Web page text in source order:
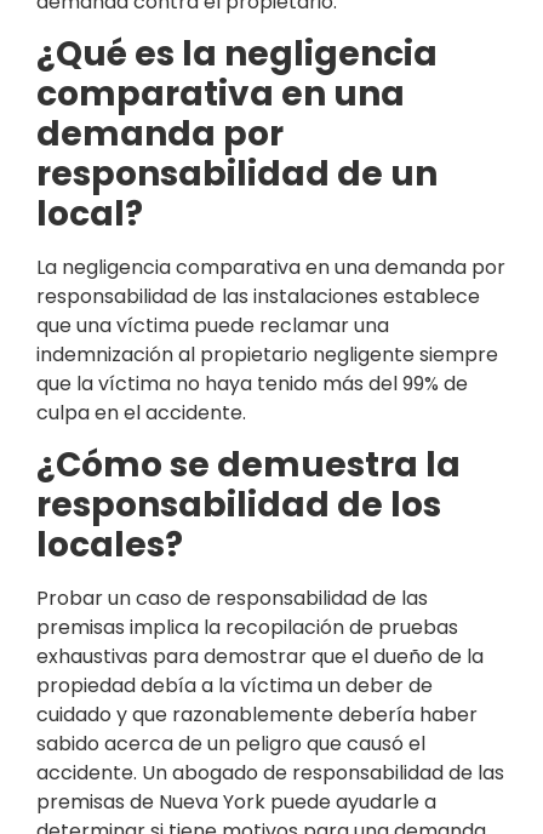
¿Qué es la negligencia
comparativa en una
demanda por
responsabilidad de un
local?
La negligencia comparativa en una demanda por
responsabilidad de las instalaciones establece
que una víctima puede reclamar una
indemnización al propietario negligente siempre
que la víctima no haya tenido más del 99% de
culpa en el accidente.
¿Cómo se demuestra la
responsabilidad de los
locales?
Probar un caso de responsabilidad de las
premisas implica la recopilación de pruebas
exhaustivas para demostrar que el dueño de la
propiedad debía a la víctima un deber de
cuidado y que razonablemente debería haber
sabido acerca de un peligro que causó el
accidente. Un abogado de responsabilidad de las
premisas de Nueva York puede ayudarle a